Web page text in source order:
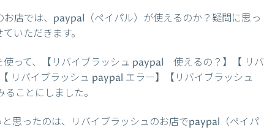
店では、paypal（ペイパル）が使えるのか？疑問に思っ
いただきます。
使って、【リバイブラッシュ paypal 使えるの？】【 リバ
リバイブラッシュ paypal エラー】【リバイブラッシュ
ことにしました。
思ったのは、リバイブラッシュのお店でpaypal（ペイパ